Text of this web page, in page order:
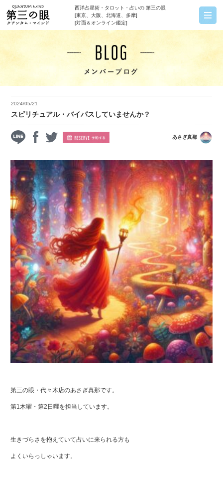
西洋占星術・タロット・占いの 第三の眼
[東京、大阪、北海道、多摩]
[対面＆オンライン鑑定]
2024/05/21
スピリチュアル・バイパスしていませんか？
あさぎ真那
第三の眼・代々木店のあさぎ真那です。
第1木曜・第2日曜を担当しています。
生きづらさを抱えていて占いに来られる方も
よくいらっしゃいます。